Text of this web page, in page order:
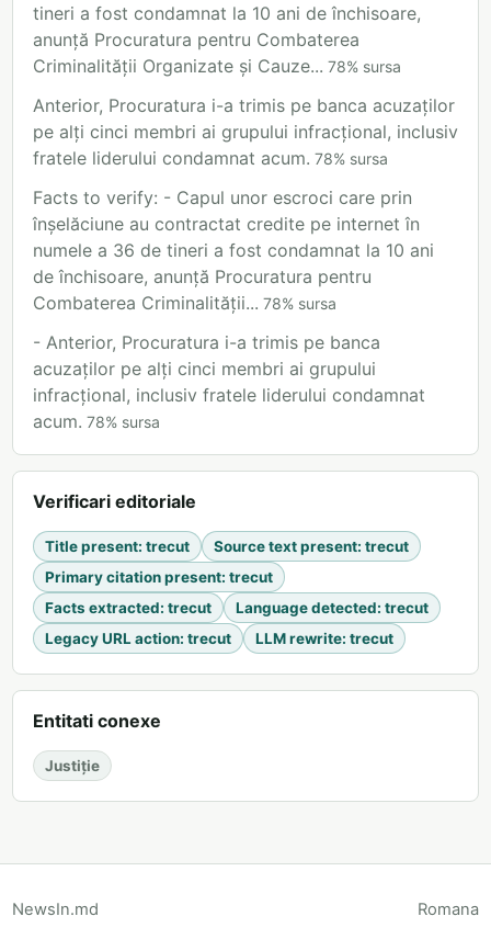
tineri a fost condamnat la 10 ani de închisoare,
anunță Procuratura pentru Combaterea
Criminalității Organizate și Cauze... 78% sursa
Anterior, Procuratura i-a trimis pe banca acuzaților
pe alți cinci membri ai grupului infracțional, inclusiv
fratele liderului condamnat acum. 78% sursa
Facts to verify: - Capul unor escroci care prin
înșelăciune au contractat credite pe internet în
numele a 36 de tineri a fost condamnat la 10 ani
de închisoare, anunță Procuratura pentru
Combaterea Criminalității... 78% sursa
- Anterior, Procuratura i-a trimis pe banca
acuzaților pe alți cinci membri ai grupului
infracțional, inclusiv fratele liderului condamnat
acum. 78% sursa
Verificari editoriale
Title present: trecut Source text present: trecut
Primary citation present: trecut
Facts extracted: trecut Language detected: trecut
Legacy URL action: trecut LLM rewrite: trecut
Entitati conexe
Justiție
NewsIn.md Romana